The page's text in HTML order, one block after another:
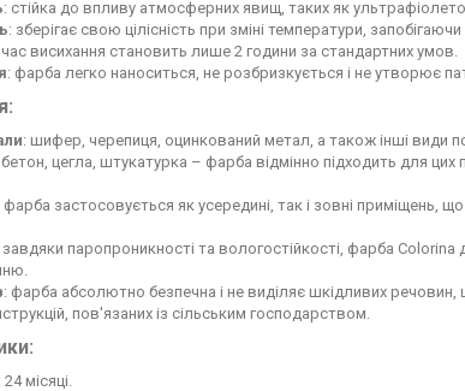
: стійка до впливу атмосферних явищ, таких як
: зберігає свою цілісність при зміні температури,
час висихання становить лише 2 години за стандартних умов.
: фарба легко наноситься, не розбризкується і не утворює
: шифер, черепиця, оцинкований метал, а також інші види
бетон, цегла, штукатурка – фарба відмінно підходить для
фарба застосовується як усередині, так і зовні приміщень,
завдяки паропроникності та вологостійкості, фарба
: фарба абсолютно безпечна і не виділяє шкідливих
пов'язаних із сільським господарством.
: 24 місяці.